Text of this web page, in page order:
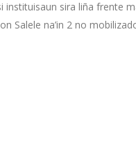
instituisaun sira liña frente
Salele na’in 2 no